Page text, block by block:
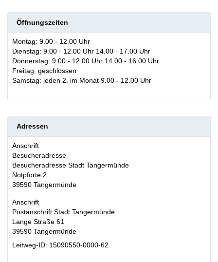
Öffnungszeiten
Montag: 9.00 - 12.00 Uhr
Dienstag: 9.00 - 12.00 Uhr 14.00 - 17.00 Uhr
Donnerstag: 9.00 - 12.00 Uhr 14.00 - 16.00 Uhr
Freitag: geschlossen
Samstag: jeden 2. im Monat 9.00 - 12.00 Uhr
Adressen
Anschrift
Besucheradresse
Besucheradresse Stadt Tangermünde
Notpforte 2
39590 Tangermünde
Anschrift
Postanschrift Stadt Tangermünde
Lange Straße 61
39590 Tangermünde
Leitweg-ID: 15090550-0000-62